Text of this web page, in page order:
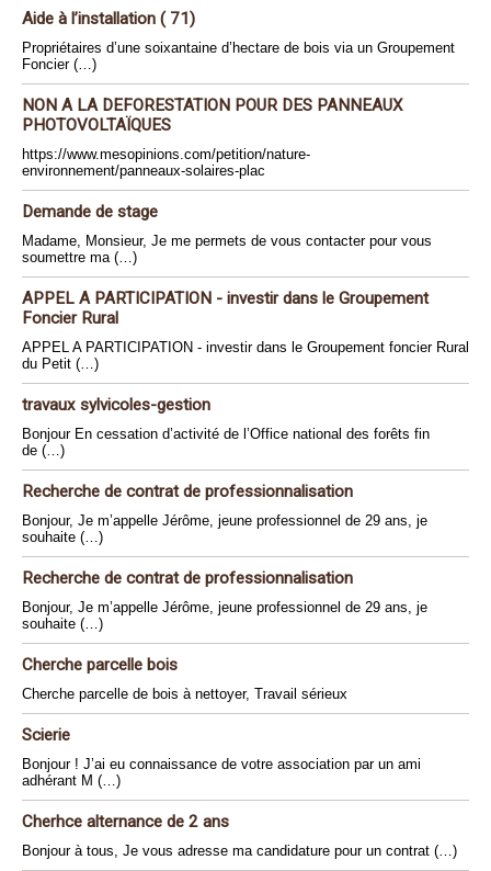
Aide à l’installation ( 71)
Propriétaires d’une soixantaine d’hectare de bois via un Groupement
Foncier (…)
NON A LA DEFORESTATION POUR DES PANNEAUX
PHOTOVOLTAÏQUES
https://www.mesopinions.com/petition/nature-
environnement/panneaux-solaires-plac
Demande de stage
Madame, Monsieur, Je me permets de vous contacter pour vous
soumettre ma (…)
APPEL A PARTICIPATION - investir dans le Groupement
Foncier Rural
APPEL A PARTICIPATION - investir dans le Groupement foncier Rural
du Petit (…)
travaux sylvicoles-gestion
Bonjour En cessation d’activité de l’Office national des forêts fin
de (…)
Recherche de contrat de professionnalisation
Bonjour, Je m’appelle Jérôme, jeune professionnel de 29 ans, je
souhaite (…)
Recherche de contrat de professionnalisation
Bonjour, Je m’appelle Jérôme, jeune professionnel de 29 ans, je
souhaite (…)
Cherche parcelle bois
Cherche parcelle de bois à nettoyer, Travail sérieux
Scierie
Bonjour ! J’ai eu connaissance de votre association par un ami
adhérant M (…)
Cherhce alternance de 2 ans
Bonjour à tous, Je vous adresse ma candidature pour un contrat (…)